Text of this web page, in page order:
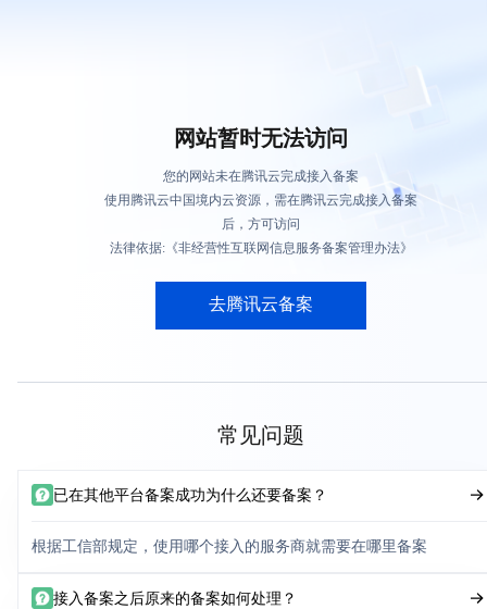
网站暂时无法访问
您的网站未在腾讯云完成接入备案
使用腾讯云中国境内云资源，需在腾讯云完成接入备案
后，方可访问
法律依据:《非经营性互联网信息服务备案管理办法》
去腾讯云备案
常见问题
已在其他平台备案成功为什么还要备案？
根据工信部规定，使用哪个接入的服务商就需要在哪里备案
接入备案之后原来的备案如何处理？